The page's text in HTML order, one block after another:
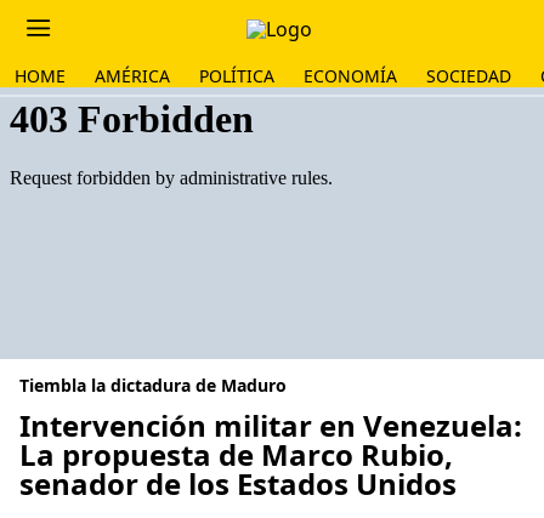
HOME AMÉRICA POLÍTICA ECONOMÍA SOCIEDAD
Tiembla la dictadura de Maduro
Intervención militar en Venezuela:
La propuesta de Marco Rubio,
senador de los Estados Unidos